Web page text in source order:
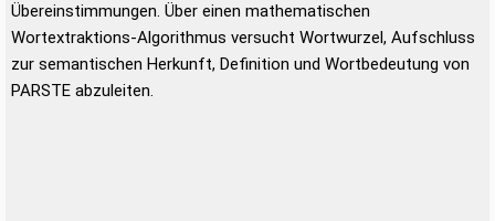
Übereinstimmungen. Über einen mathematischen
Wortextraktions-Algorithmus versucht Wortwurzel, Aufschluss
zur semantischen Herkunft, Definition und Wortbedeutung von
PARSTE abzuleiten.